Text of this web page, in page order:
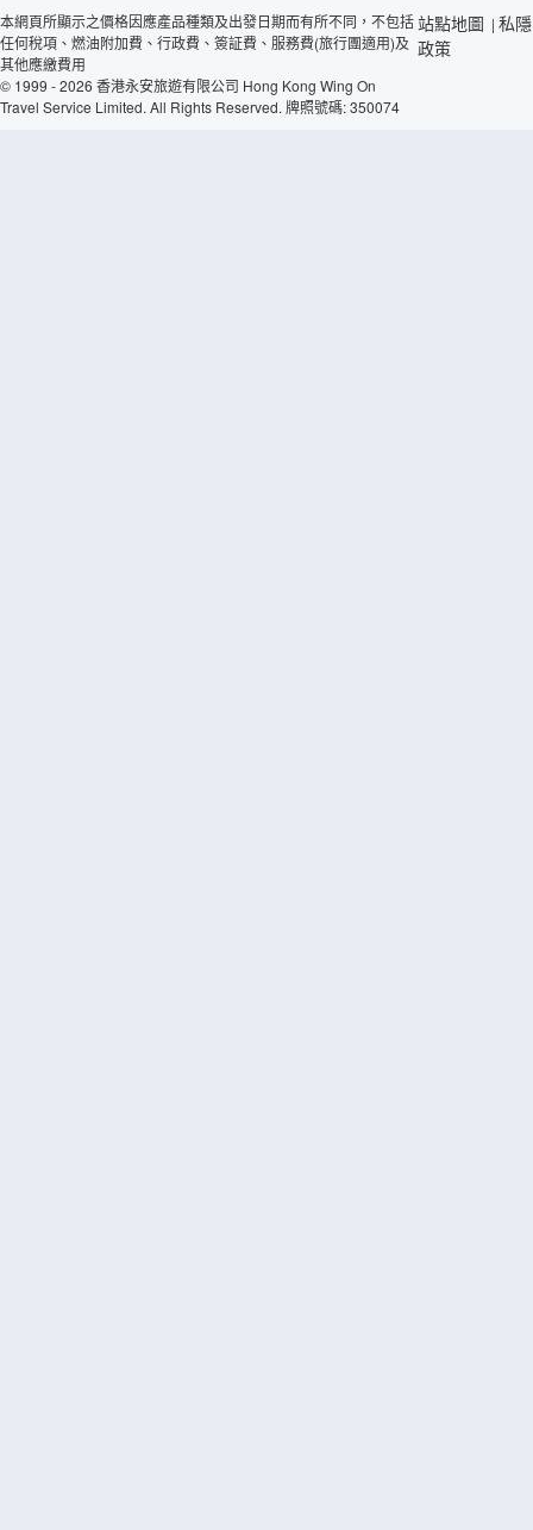
本網頁所顯示之價格因應產品種類及出發日期而有所不同，不包括
任何稅項、燃油附加費、行政費、簽証費、服務費(旅行團適用)及
其他應繳費用
© 1999 - 2026 香港永安旅遊有限公司 Hong Kong Wing On
Travel Service Limited. All Rights Reserved. 牌照號碼: 350074
站點地圖 | 私隱
政策